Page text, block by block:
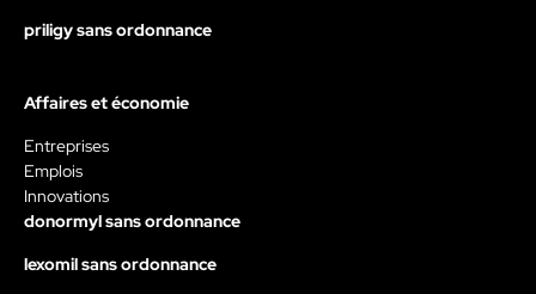
priligy sans ordonnance
Affaires et économie
Entreprises
Emplois
Innovations
donormyl sans ordonnance
lexomil sans ordonnance